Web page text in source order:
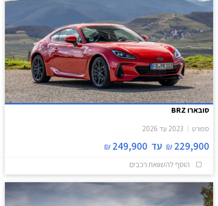
סובארו BRZ
ספורט 2023 עד 2026
229,900
₪ עד 249,900
₪
הוסף להשוואת רכבים